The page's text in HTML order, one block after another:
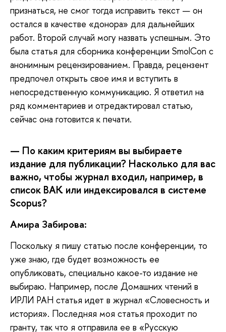
признаться, не смог тогда исправить текст — он
остался в качестве «донора» для дальнейших
работ. Второй случай могу назвать успешным. Это
была статья для сборника конференции SmolCon с
анонимным рецензированием. Правда, рецензент
предпочел открыть свое имя и вступить в
непосредственную коммуникацию. Я ответил на
ряд комментариев и отредактировал статью,
сейчас она готовится к печати.
— По каким критериям вы выбираете
издание для публикации? Насколько для вас
важно, чтобы журнал входил, например, в
список ВАК или индексировался в системе
Scopus?
Амира Забирова:
Поскольку я пишу статью после конференции, то
уже знаю, где будет возможность ее
опубликовать, специально какое-то издание не
выбираю. Например, после Домашних чтений в
ИРЛИ РАН статья идет в журнал «Словесность и
история». Последняя моя статья проходит по
гранту, так что я отправила ее в «Русскую